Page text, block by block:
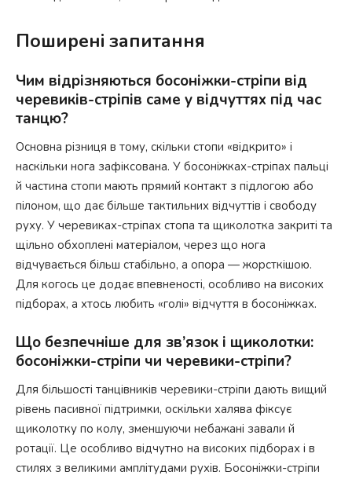
Поширені запитання
Чим відрізняються босоніжки-стріпи від
черевиків-стріпів саме у відчуттях під час
танцю?
Основна різниця в тому, скільки стопи «відкрито» і
наскільки нога зафіксована. У босоніжках-стріпах пальці
й частина стопи мають прямий контакт з підлогою або
пілоном, що дає більше тактильних відчуттів і свободу
руху. У черевиках-стріпах стопа та щиколотка закриті та
щільно обхоплені матеріалом, через що нога
відчувається більш стабільно, а опора — жорсткішою.
Для когось це додає впевненості, особливо на високих
підборах, а хтось любить «голі» відчуття в босоніжках.
Що безпечніше для зв’язок і щиколотки:
босоніжки-стріпи чи черевики-стріпи?
Для більшості танцівників черевики-стріпи дають вищий
рівень пасивної підтримки, оскільки халява фіксує
щиколотку по колу, зменшуючи небажані завали й
ротації. Це особливо відчутно на високих підборах і в
стилях з великими амплітудами рухів. Босоніжки-стріпи